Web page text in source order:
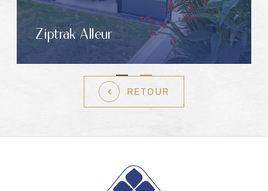
Ziptrak Alleur
RETOUR